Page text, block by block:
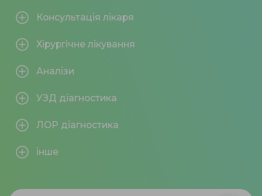
Консультація лікаря
Хірургічне лікування
Аналізи
УЗД діагностика
ЛОР діагностика
інше